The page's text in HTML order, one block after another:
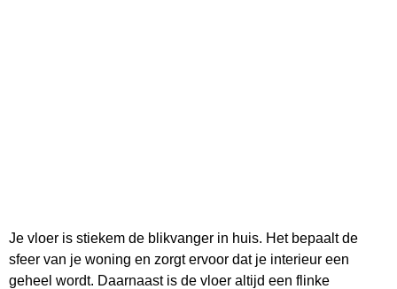
Je vloer is stiekem de blikvanger in huis. Het bepaalt de
sfeer van je woning en zorgt ervoor dat je interieur een
geheel wordt. Daarnaast is de vloer altijd een flinke